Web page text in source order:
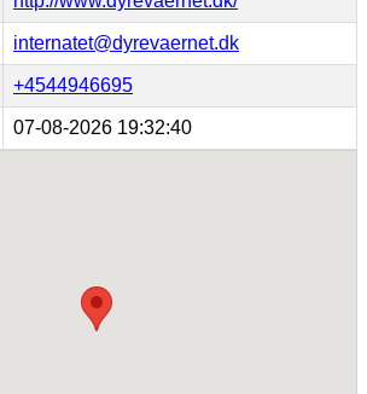
internatet@dyrevaernet.dk
+4544946695
07-08-2026 19:32:40